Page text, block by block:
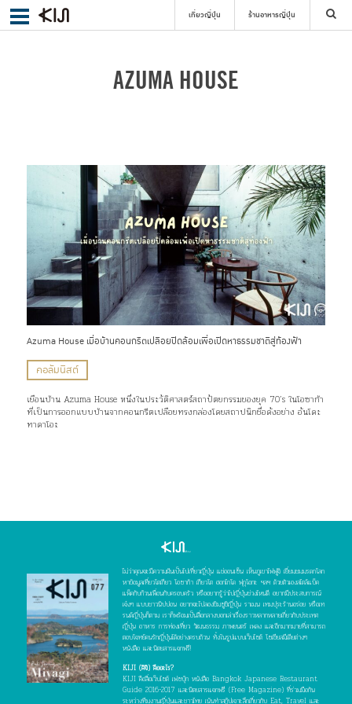
เที่ยวญี่ปุ่น ร้านอาหารญี่ปุ่น
ค้นหา
AZUMA HOUSE
Azuma House เมื่อบ้านคอนกรีตเปลือยปิดล้อมเพื่อเปิดหาธรรมชาติสู่ท้องฟ้า
คอลัมนิสต์
เยือนบ้าน Azuma House หนึ่งในประวัติศาสตร์สถาปัตยกรรมของยุค 70’s ในโอซาก้า
ที่เป็นการออกแบบบ้านจากคอนกรีตเปลือยทรงกล่องโดยสถาปนิกชื่อดังอย่าง อันโดะ
ทาดาโอะ
ไม่ว่าคุณจะมีความฝันเป็นไปเที่ยวญี่ปุ่น แช่ออนเซ็น เห็นภูเขาไฟฟูจิ เยี่ยมชมมรดกโลก
หาข้อมูลเที่ยวโตเกียว โอซาก้า เกียวโต ฮอกไกโด ฟุกุโอกะ ฯลฯ ด้วยตัวเองสไตล์แบ็ค
แพ็คกับก๊วนเพื่อนกับครอบครัว หรืออยากรู้ว่าไปญี่ปุ่นช่วงไหนดี อยากมีประสบการณ์
เจ๋งๆ แบบชาวนิปปอน อยากจะไปลองชิมซูชิญี่ปุ่น ราเมน เทมปุระร้านอร่อย หรือเท
รนด์ญี่ปุ่นก็ตาม เราก็พร้อมเป็นสื่อกลางบอกเล่าเรื่องราวหลากหลายเกี่ยวกับประเทศ
ญี่ปุ่น อาหาร การท่องเที่ยว วัฒนธรรม ภาพยนตร์ เพลง และอีกมากมายที่สามารถ
ตอบโจทย์คนรักญี่ปุ่นได้อย่างครบถ้วน ทั้งในรูปแบบเว็บไซต์ โซเชียลมีเดียต่างๆ
หนังสือ และนิตยสารแจกฟรี!
KIJI (คิจิ) คืออะไร?
KIJI คือสื่อเว็บไซต์ เฟซบุ๊ก หนังสือ Bangkok Japanese Restaurant
Guide 2016-2017 และนิตยสารแจกฟรี (Free Magazine) ที่ร่วมมือกัน
ระหว่างทีมงานญี่ปุ่นและชาวไทย เน้นทำสกู๊ปเจาะลึกเกี่ยวกับ Eat, Travel และ